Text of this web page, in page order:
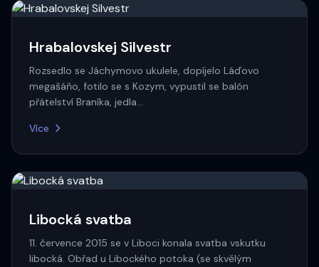
Hrabalovskej Silvestr
Rozsedlo se Jáchymovo ukulele, dopíjelo Láďovo
megašáňo, fotilo se s Kozym, vypustil se balón
přátelství Braníka, jedla…
Více
Libocká svatba
11. července 2015 se v Liboci konala svatba vskutku
libocká. Obřad u Libockého potoka (se skvělým